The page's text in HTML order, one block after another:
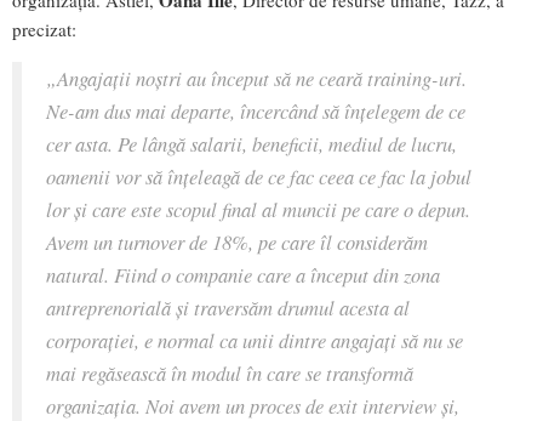
precizat:
„Angajații noștri au început să ne ceară training-uri.
Ne-am dus mai departe, încercând să înțelegem de ce
cer asta. Pe lângă salarii, beneficii, mediul de lucru,
oamenii vor să înțeleagă de ce fac ceea ce fac la jobul
lor și care este scopul final al muncii pe care o depun.
Avem un turnover de 18%, pe care îl considerăm
natural. Fiind o companie care a început din zona
antreprenorială și traversăm drumul acesta al
corporației, e normal ca unii dintre angajați să nu se
mai regăsească în modul în care se transformă
organizația. Noi avem un proces de exit interview și,